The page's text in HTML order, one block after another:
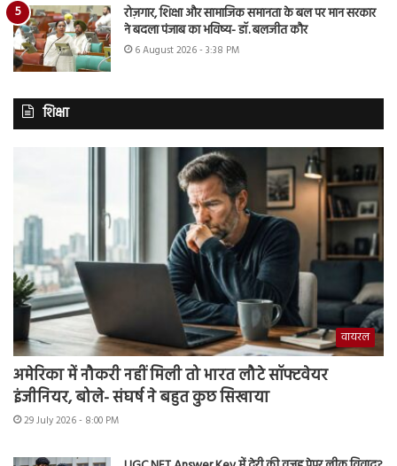
रोज़गार, शिक्षा और सामाजिक समानता के बल पर मान सरकार
ने बदला पंजाब का भविष्य- डॉ. बलजीत कौर
6 August 2026 - 3:38 PM
शिक्षा
वायरल
अमेरिका में नौकरी नहीं मिली तो भारत लौटे सॉफ्टवेयर
इंजीनियर, बोले- संघर्ष ने बहुत कुछ सिखाया
29 July 2026 - 8:00 PM